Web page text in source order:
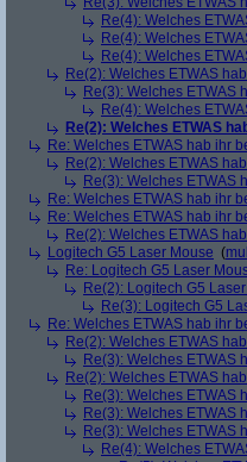
Re(4): Welches
Re(4): Welches
Re(4): Welches
Re(2): Welches ETWAS
Re(3): Welches ETWAS
Re(4): Welches
Re(2): Welches ETWAS
Re: Welches ETWAS hab ihr
Re(2): Welches ETWAS
Re(3): Welches ETWAS
Re: Welches ETWAS hab ihr
Re: Welches ETWAS hab ihr
Re(2): Welches ETWAS
Logitech G5 Laser Mouse (
Re: Logitech G5 Laser
Re(2): Logitech G5
Re(3): Logitech G5
Re: Welches ETWAS hab ihr
Re(2): Welches ETWAS
Re(3): Welches ETWAS
Re(2): Welches ETWAS
Re(3): Welches ETWAS
Re(3): Welches ETWAS
Re(3): Welches ETWAS
Re(4): Welches